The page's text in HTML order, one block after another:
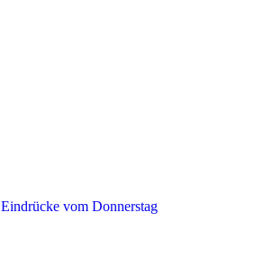
Eindrücke vom Donnerstag